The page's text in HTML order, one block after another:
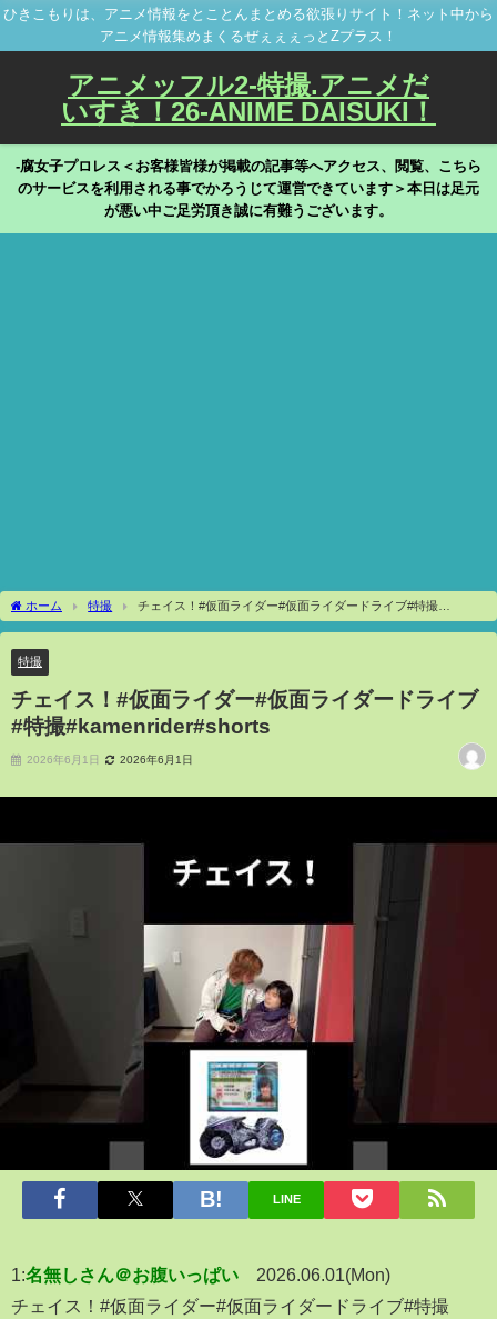
ひきこもりは、アニメ情報をとことんまとめる欲張りサイト！ネット中から
アニメ情報集めまくるぜぇぇぇっとZプラス！
アニメッフル2-特撮.アニメだ
いすき！26-ANIME DAISUKI！
-腐女子プロレス＜お客様皆様が掲載の記事等へアクセス、閲覧、こちら
のサービスを利用される事でかろうじて運営できています＞本日は足元
が悪い中ご足労頂き誠に有難うございます。
ホーム 特撮
チェイス！#仮面ライダー#仮面ライダードライブ#特撮
#kamenrider#shorts
特撮
チェイス！#仮面ライダー#仮面ライダードライブ
#特撮#kamenrider#shorts
2026年6月1日 2026年6月1日
LINE
1:名無しさん＠お腹いっぱい
2026.06.01(Mon)
チェイス！#仮面ライダー#仮面ライダードライブ#特撮